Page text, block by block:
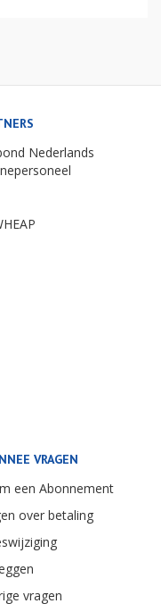
Nederlands
VRAGEN
een Abonnement
over betaling
vragen